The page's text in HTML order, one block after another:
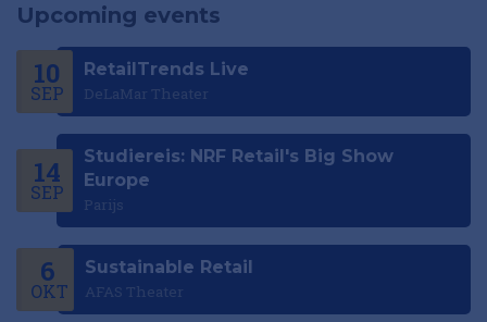
Upcoming events
10
SEP
RetailTrends Live
DeLaMar Theater
14
SEP
Studiereis: NRF Retail's Big Show
Europe
Parijs
6
OKT
Sustainable Retail
AFAS Theater